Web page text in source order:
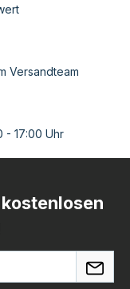
Versandteam
- 17:00 Uhr